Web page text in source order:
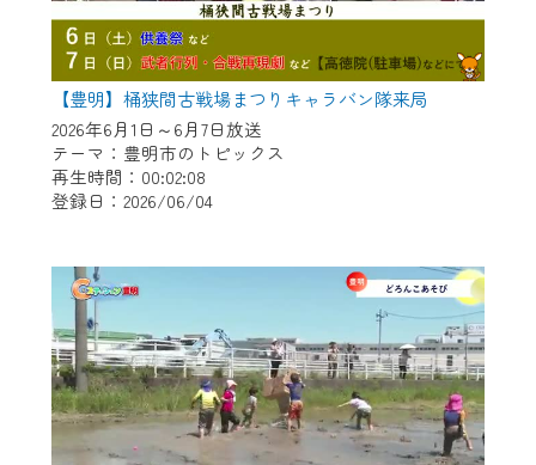
【豊明】桶狭間古戦場まつりキャラバン隊来局
2026年6月1日～6月7日放送
テーマ：豊明市のトピックス
再生時間：00:02:08
登録日：2026/06/04